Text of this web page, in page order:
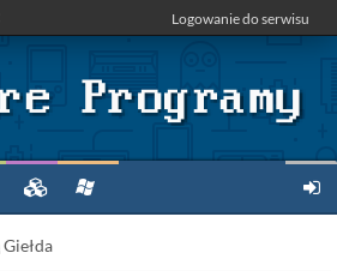
Logowanie do serwisu
Giełda